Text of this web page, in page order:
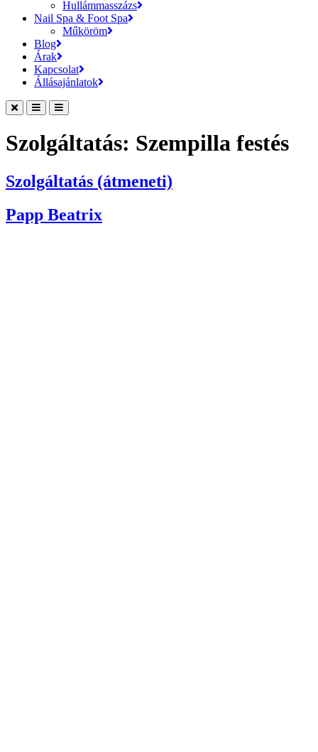
Hullámmasszázs
Nail Spa & Foot Spa
Műköröm
Blog
Árak
Kapcsolat
Állásajánlatok
Szolgáltatás: Szempilla festés
Szolgáltatás (átmeneti)
Papp Beatrix